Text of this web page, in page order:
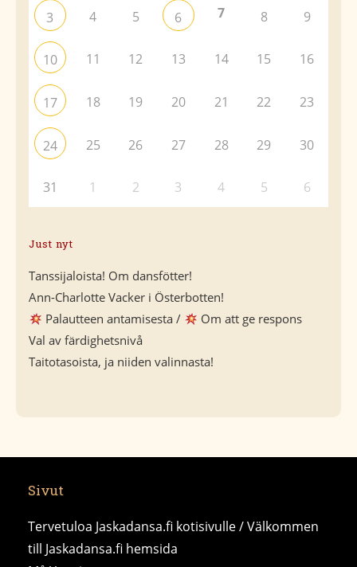
3 4 5 6 7 8 9
10 11 12 13 14 15 16
17 18 19 20 21 22 23
24 25 26 27 28 29 30
31 1 2 3 4 5 6
Just nyt
Tanssijaloista! Om dansfötter!
Ann-Charlotte Vacker i Österbotten!
Palautteen antamisesta /
Om att ge respons
Val av färdighetsnivå
Taitotasoista, ja niiden valinnasta!
Sivut
Tervetuloa Jaskadansa.fi kotisivulle / Välkommen
till Jaskadansa.fi hemsida